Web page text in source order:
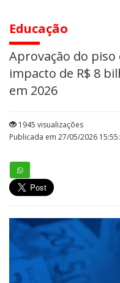
Educação
Aprovação do
impacto de R$ 8
em 2026
1945 visualizações
Publicada em 27/05/2026